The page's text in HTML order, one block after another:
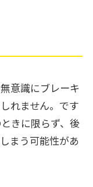
意識にブレーキ
れません。です
きに限らず、後
まう可能性があ